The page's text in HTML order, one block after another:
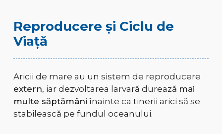
Reproducere și Ciclu de
Viață
Aricii de mare au un sistem de reproducere
extern, iar dezvoltarea larvară durează mai
multe săptămâni înainte ca tinerii arici să se
stabilească pe fundul oceanului.